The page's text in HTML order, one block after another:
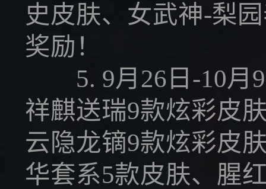
史皮肤、女武神-梨
奖励！
5. 9月26日-10月9
祥麒送瑞9款炫彩皮
云隐龙镝9款炫彩皮
华套系5款皮肤、腥